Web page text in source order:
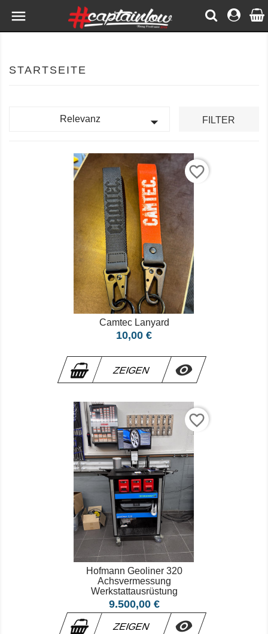

STARTSEITE
Relevanz  FILTER
favorite_border
Camtec Lanyard
Preis
10,00 €
ZEIGEN 
favorite_border
Hofmann Geoliner 320
Achsvermessung
Werkstattausrüstung
Preis
9.500,00 €
ZEIGEN 